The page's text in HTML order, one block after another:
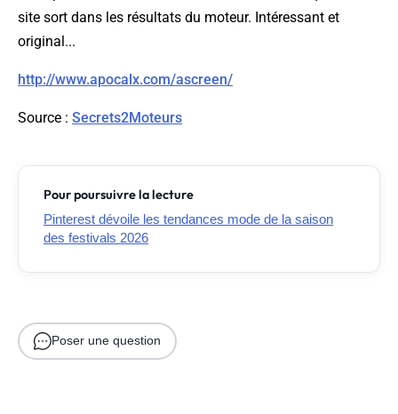
site sort dans les résultats du moteur. Intéressant et
original...
http://www.apocalx.com/ascreen/
Source : Secrets2Moteurs
Pour poursuivre la lecture
Pinterest dévoile les tendances mode de la saison
des festivals 2026
Poser une question